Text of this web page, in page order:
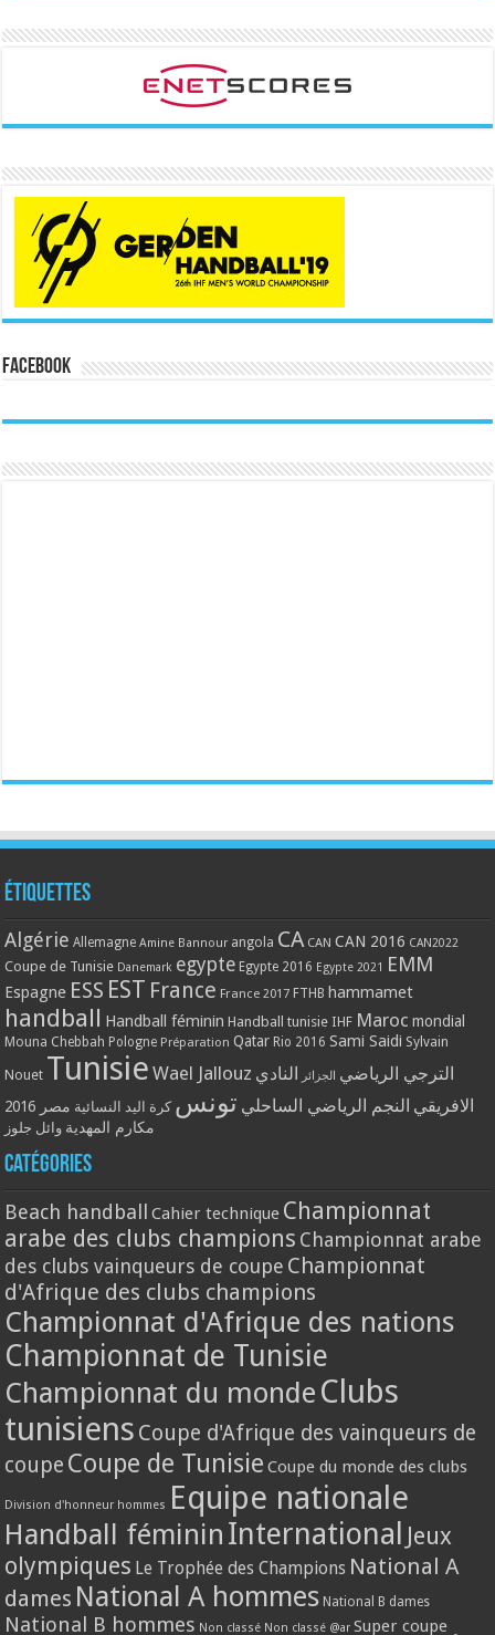
Facebook
Étiquettes
Algérie Allemagne Amine Bannour angola CA CAN CAN 2016 CAN2022
Coupe de Tunisie Danemark egypte Egypte 2016 Egypte 2021 EMM
Espagne ESS EST France France 2017 FTHB hammamet
handball Handball féminin Handball tunisie IHF Maroc mondial
Mouna Chebbah Pologne Préparation Qatar Rio 2016 Sami Saidi Sylvain
Nouet Tunisie Wael Jallouz الترجي الرياضي الجزائر
النادي
الافريقي النجم الرياضي الساحلي تونس كرة اليد النسائية مصر 2016
مكارم المهدية وائل جلوز
Catégories
Beach handball Cahier technique Championnat
arabe des clubs champions Championnat arabe
des clubs vainqueurs de coupe Championnat
d'Afrique des clubs champions
Championnat d'Afrique des nations
Championnat de Tunisie
Championnat du monde Clubs
tunisiens Coupe d'Afrique des vainqueurs de
coupe Coupe de Tunisie Coupe du monde des clubs
Division d'honneur hommes Equipe nationale
Handball féminin International Jeux
olympiques Le Trophée des Champions National A
dames National A hommes National B dames
National B hommes Non classé Non classé @ar Super coupe